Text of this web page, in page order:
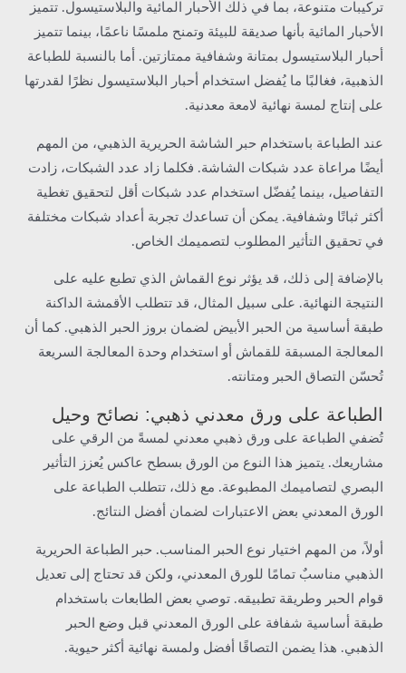
تركيبات متنوعة، بما في ذلك الأحبار المائية والبلاستيسول. تتميز
الأحبار المائية بأنها صديقة للبيئة وتمنح ملمسًا ناعمًا، بينما تتميز
أحبار البلاستيسول بمتانة وشفافية ممتازتين. أما بالنسبة للطباعة
الذهبية، فغالبًا ما يُفضل استخدام أحبار البلاستيسول نظرًا لقدرتها
على إنتاج لمسة نهائية لامعة معدنية.
عند الطباعة باستخدام حبر الشاشة الحريرية الذهبي، من المهم
أيضًا مراعاة عدد شبكات الشاشة. فكلما زاد عدد الشبكات، زادت
التفاصيل، بينما يُفضّل استخدام عدد شبكات أقل لتحقيق تغطية
أكثر ثباتًا وشفافية. يمكن أن تساعدك تجربة أعداد شبكات مختلفة
في تحقيق التأثير المطلوب لتصميمك الخاص.
بالإضافة إلى ذلك، قد يؤثر نوع القماش الذي تطبع عليه على
النتيجة النهائية. على سبيل المثال، قد تتطلب الأقمشة الداكنة
طبقة أساسية من الحبر الأبيض لضمان بروز الحبر الذهبي. كما أن
المعالجة المسبقة للقماش أو استخدام وحدة المعالجة السريعة
تُحسّن التصاق الحبر ومتانته.
الطباعة على ورق معدني ذهبي: نصائح وحيل
تُضفي الطباعة على ورق ذهبي معدني لمسةً من الرقي على
مشاريعك. يتميز هذا النوع من الورق بسطح عاكس يُعزز التأثير
البصري لتصاميمك المطبوعة. مع ذلك، تتطلب الطباعة على
الورق المعدني بعض الاعتبارات لضمان أفضل النتائج.
أولاً، من المهم اختيار نوع الحبر المناسب. حبر الطباعة الحريرية
الذهبي مناسبٌ تمامًا للورق المعدني، ولكن قد تحتاج إلى تعديل
قوام الحبر وطريقة تطبيقه. توصي بعض الطابعات باستخدام
طبقة أساسية شفافة على الورق المعدني قبل وضع الحبر
الذهبي. هذا يضمن التصاقًا أفضل ولمسة نهائية أكثر حيوية.